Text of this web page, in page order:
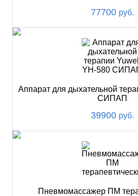
77700 руб.
Аппарат для дыхательной
СИПАП
39900 руб.
Пневмомассажер ПМ